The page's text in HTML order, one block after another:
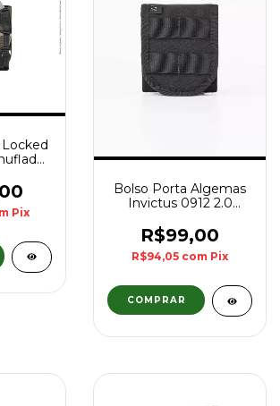
Pix
Bolso Porta Algemas
Invictus 0912 2.0
R$99,00
R$94,05 com Pix